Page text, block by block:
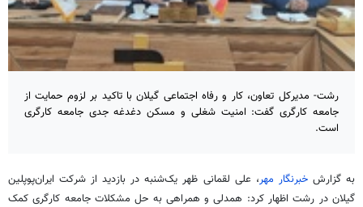
رشت- مدیرکل تعاون، کار و رفاه اجتماعی گیلان با تاکید بر لزوم حمایت از
جامعه کارگری گفت: امنیت شغلی و مسکن دغدغه جدی جامعه کارگری
است.
به گزارش خبرنگار مهر، علی لقمانی ظهر یک‌شنبه در بازدید از شرکت ایران‌پوپلین
گیلان در رشت اظهار کرد: همدلی و همراهی به حل مشکلات جامعه کارگری کمک